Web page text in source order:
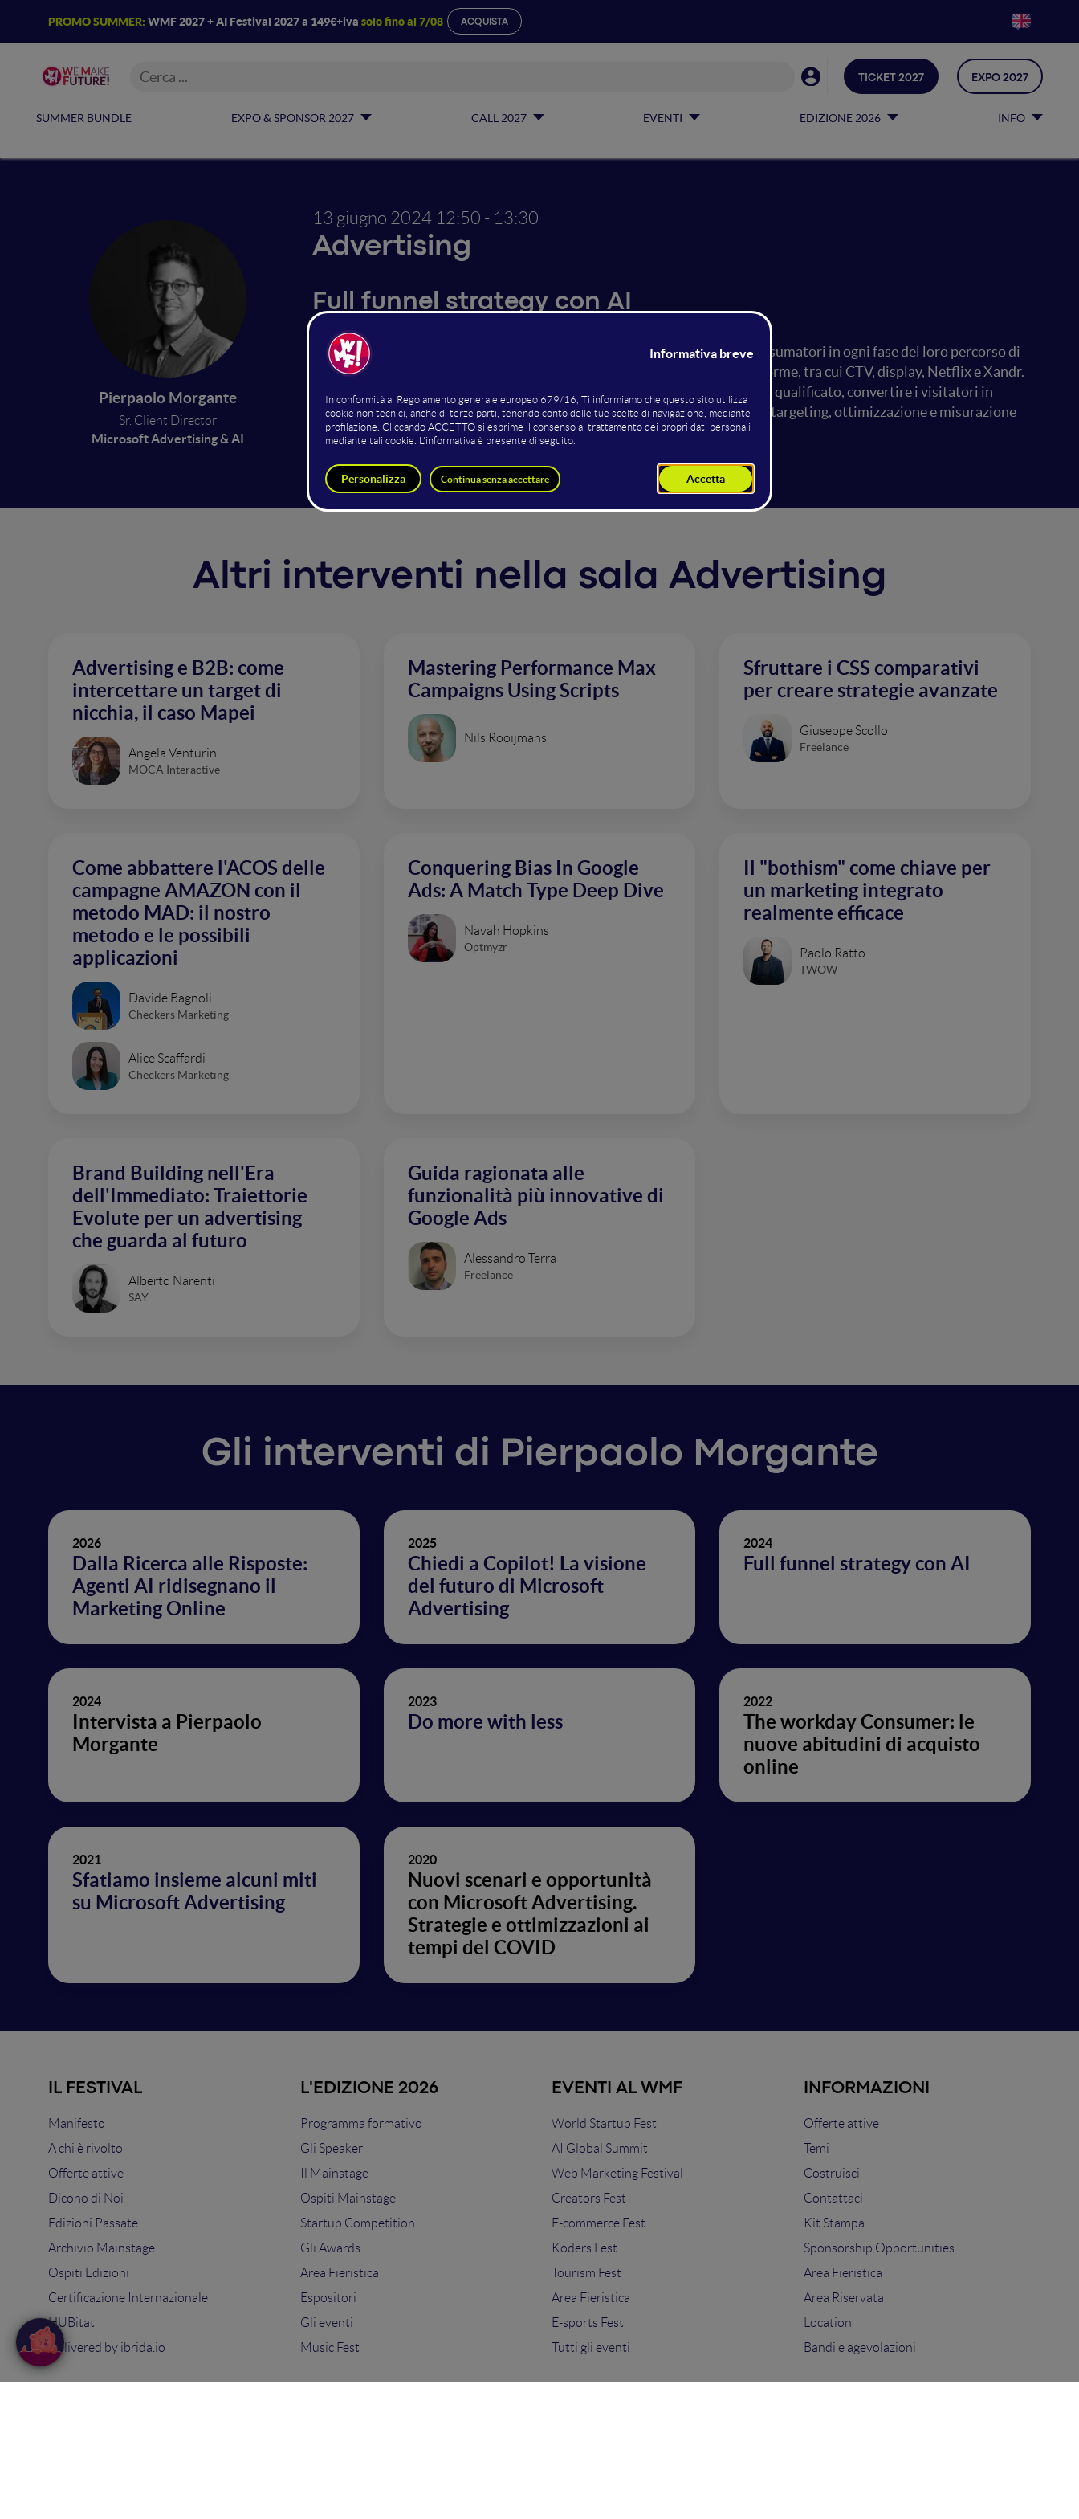
PROMO SUMMER: WMF 2027 + AI Festival 2027 a 149€+iva solo fino al 7/08 ACQUISTA
SUMMER BUNDLE EXPO & SPONSOR 2027 CALL 2027 EVENTI EDIZIONE 2026 INFO
TICKET 2027 EXPO 2027
Pierpaolo Morgante
Sr. Client Director
Microsoft Advertising & AI
13 giugno 2024 12:50 - 13:30
Advertising
Full funnel strategy con AI
Microsoft Advertising offre una soluzione full funnel per raggiungere i consumatori in ogni fase del loro percorso di
acquisto. Vedremo come creare campagne pubblicitarie su diverse piattaforme, tra cui CTV, display, Netflix e Xandr.
Queste piattaforme usano l'AI per aumentare la visibilità, generare traffico qualificato, convertire i visitatori in
clienti e fidelizzare gli utenti. Vedremo quali sono gli strumenti avanzati di targeting, ottimizzazione e misurazione
per massimizzare il ritorno sull'investimento.
Altri interventi nella sala Advertising
Advertising e B2B: come
intercettare un target di
nicchia, il caso Mapei
Angela Venturin
MOCA Interactive
Mastering Performance Max
Campaigns Using Scripts
Nils Rooijmans
Sfruttare i CSS comparativi
per creare strategie avanzate
Giuseppe Scollo
Freelance
Come abbattere l'ACOS delle
campagne AMAZON con il
metodo MAD: il nostro
metodo e le possibili
applicazioni
Davide Bagnoli
Checkers Marketing
Alice Scaffardi
Checkers Marketing
Conquering Bias In Google
Ads: A Match Type Deep Dive
Navah Hopkins
Optmyzr
Il "bothism" come chiave per
un marketing integrato
realmente efficace
Paolo Ratto
TWOW
Brand Building nell'Era
dell'Immediato: Traiettorie
Evolute per un advertising
che guarda al futuro
Alberto Narenti
SAY
Guida ragionata alle
funzionalità più innovative di
Google Ads
Alessandro Terra
Freelance
Gli interventi di Pierpaolo Morgante
2026
Dalla Ricerca alle Risposte:
Agenti AI ridisegnano il
Marketing Online
2025
Chiedi a Copilot! La visione
del futuro di Microsoft
Advertising
2024
Full funnel strategy con AI
2024
Intervista a Pierpaolo
Morgante
2023
Do more with less
2022
The workday Consumer: le
nuove abitudini di acquisto
online
2021
Sfatiamo insieme alcuni miti
su Microsoft Advertising
2020
Nuovi scenari e opportunità
con Microsoft Advertising.
Strategie e ottimizzazioni ai
tempi del COVID
IL FESTIVAL
Manifesto
A chi è rivolto
Offerte attive
Dicono di Noi
Edizioni Passate
Archivio Mainstage
Ospiti Edizioni
Certificazione Internazionale
HUBitat
Delivered by ibrida.io
L'EDIZIONE 2026
Programma formativo
Gli Speaker
Il Mainstage
Ospiti Mainstage
Startup Competition
Gli Awards
Area Fieristica
Espositori
Gli eventi
Music Fest
EVENTI AL WMF
World Startup Fest
AI Global Summit
Web Marketing Festival
Creators Fest
E-commerce Fest
Koders Fest
Tourism Fest
Area Fieristica
E-sports Fest
Tutti gli eventi
INFORMAZIONI
Offerte attive
Temi
Costruisci
Contattaci
Kit Stampa
Sponsorship Opportunities
Area Fieristica
Area Riservata
Location
Bandi e agevolazioni